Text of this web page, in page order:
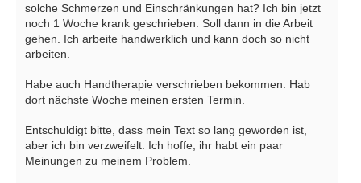
solche Schmerzen und Einschränkungen hat? Ich bin jetzt
noch 1 Woche krank geschrieben. Soll dann in die Arbeit
gehen. Ich arbeite handwerklich und kann doch so nicht
arbeiten.
Habe auch Handtherapie verschrieben bekommen. Hab
dort nächste Woche meinen ersten Termin.
Entschuldigt bitte, dass mein Text so lang geworden ist,
aber ich bin verzweifelt. Ich hoffe, ihr habt ein paar
Meinungen zu meinem Problem.